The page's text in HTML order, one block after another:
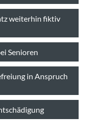
weiterhin fiktiv
Senioren
in Anspruch